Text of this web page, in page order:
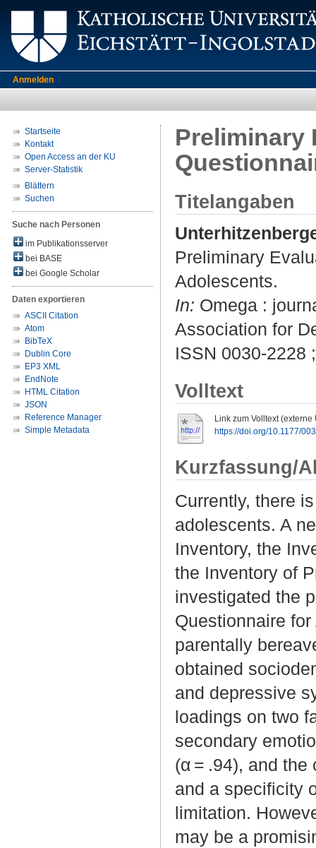
Anmelden
Startseite
Kontakt
Open Access an der KU
Server-Statistik
Blättern
Suchen
Suche nach Personen
im Publikationsserver
bei BASE
bei Google Scholar
Daten exportieren
ASCII Citation
Atom
BibTeX
Dublin Core
EP3 XML
EndNote
HTML Citation
JSON
Reference Manager
Simple Metadata
Preliminary
Titelangaben
Preliminary
Adolescents.
In: Omega :
Association for
ISSN 0030-2228
Volltext
Link zum Volltext (externe
https://doi.org/10.1177/
Kurzfassung/
Currently, there
adolescents. A
Inventory, the
the Inventory of
investigated the
Questionnaire
parentally
obtained
and depressive
loadings on two
secondary
(α = .94), and
and a specificity
limitation.
may be a